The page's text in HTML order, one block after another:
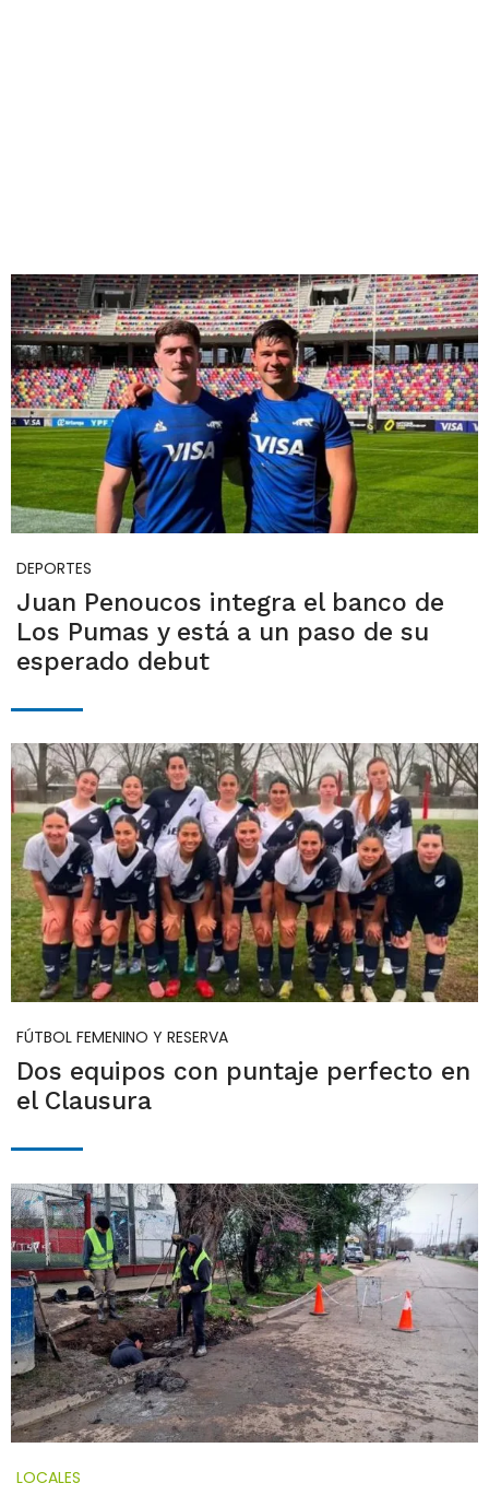
DEPORTES
Juan Penoucos integra el banco de
Los Pumas y está a un paso de su
esperado debut
FÚTBOL FEMENINO Y RESERVA
Dos equipos con puntaje perfecto en
el Clausura
LOCALES